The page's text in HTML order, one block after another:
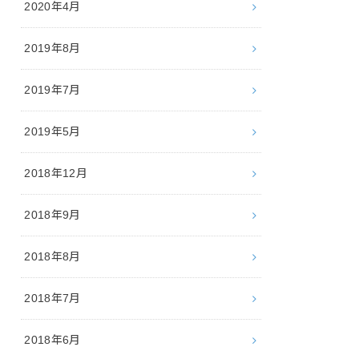
2020年4月
2019年8月
2019年7月
2019年5月
2018年12月
2018年9月
2018年8月
2018年7月
2018年6月